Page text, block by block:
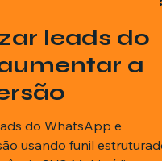
leads do
a
do WhatsApp e
usando funil